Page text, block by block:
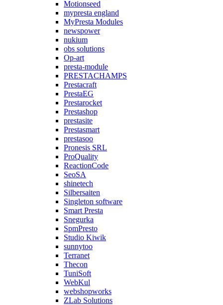
Motionseed
mypresta england
MyPresta Modules
newspower
nukium
obs solutions
Op-art
presta-module
PRESTACHAMPS
Prestacraft
PrestaEG
Prestarocket
Prestashop
prestasite
Prestasmart
prestasoo
Pronesis SRL
ProQuality
ReactionCode
SeoSA
shinetech
Silbersaiten
Singleton software
Smart Presta
Snegurka
SpmPresto
Studio Kiwik
sunnytoo
Terranet
Thecon
TuniSoft
WebKul
webshopworks
ZLab Solutions